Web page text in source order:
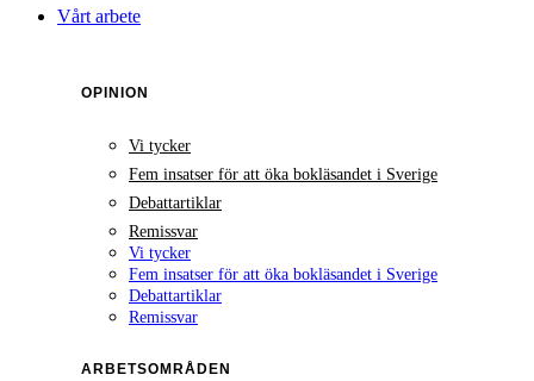
Vårt arbete
OPINION
Vi tycker
Fem insatser för att öka bokläsandet i Sverige
Debattartiklar
Remissvar
Vi tycker
Fem insatser för att öka bokläsandet i Sverige
Debattartiklar
Remissvar
ARBETSOMRÅDEN